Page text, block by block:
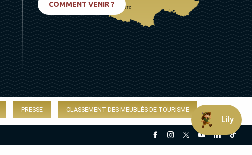
BIARRITZ
COMMENT VENIR ?
PRESSE CLASSEMENT DES MEUBLÉS DE TOURISME
Lily